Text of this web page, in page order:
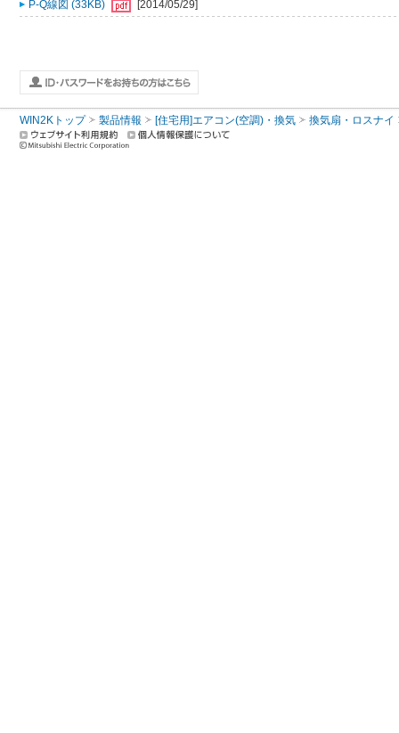
P-Q線図 (33KB) [2014/05/29]
WIN2Kトップ 製品情報 [住宅用]エアコン(空調)・換気 換気扇・ロスナイ